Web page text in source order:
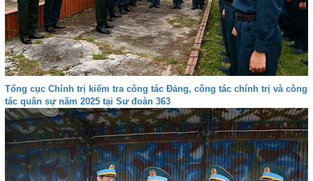
Tổng cục Chính trị kiểm tra công tác Đảng, công tác chính trị và công
tác quân sự năm 2025 tại Sư đoàn 363